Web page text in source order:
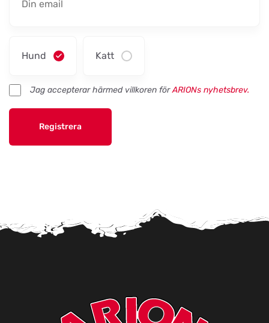
Hund Katt
Jag accepterar härmed villkoren förARIONs nyhetsbrev.
Registrera